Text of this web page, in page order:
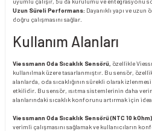
Uzun Süreli Performans: Dayanıklı yapı ve uzun
doğru çalışmasını sağlar.
Kullanım Alanları
Viessmann Oda Sıcaklık Sensörü, özellikle
kullanılmak üzere tasarlanmıştır. Bu sensör,
alanlarda, oda sıcaklığının sürekli olarak
etkilidir. Bu sensör, ısıtma sistemlerinin daha
alanlarındaki sıcaklık konforunu artırmak için
Viessmann Oda Sıcaklık Sensörü (NTC 10
verimli çalışmasını sağlamak ve kullanıcıların